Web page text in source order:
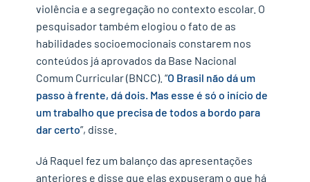
violência e a segregação no contexto escolar. O
pesquisador também elogiou o fato de as
habilidades socioemocionais constarem nos
conteúdos já aprovados da Base Nacional
Comum Curricular (BNCC). “O Brasil não dá um
passo à frente, dá dois. Mas esse é só o início de
um trabalho que precisa de todos a bordo para
dar certo”, disse.
Já Raquel fez um balanço das apresentações
anteriores e disse que elas expuseram o que há